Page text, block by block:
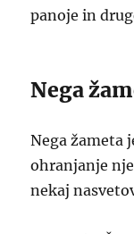
panoje in
Nega
Nega žameta
ohranjanje
nekaj